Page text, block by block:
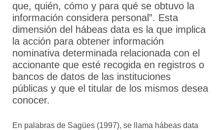
que, quién, cómo y para qué se obtuvo la
información considera personal”. Esta
dimensión del hábeas data es la que implica
la acción para obtener información
nominativa determinada relacionada con el
accionante que esté recogida en registros o
bancos de datos de las instituciones
públicas y que el titular de los mismos desea
conocer.
En palabras de Sagües (1997), se llama hábeas data